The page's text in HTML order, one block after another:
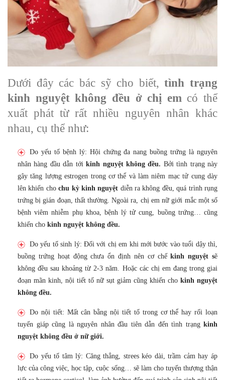
Dưới đây các bác sỹ cho biết,tình trạng
kinh nguyệt không đều ở chị emcó thể
xuất phát từ rất nhiều nguyên nhân khác
nhau, cụ thể như:
Do yếu tố bệnh lý: Hội chứng đa nang buồng trứng là nguyên
nhân hàng đầu dẫn tớikinh nguyệt không đều. Bởi tình trạng này
gây tăng lượng estrogen trong cơ thể và làm niêm mạc tử cung dày
lên khiến chochu kỳ kinh nguyệt diễn ra không đều, quá trình rụng
trứng bị gián đoạn, thất thường. Ngoài ra, chị em nữ giới mắc một số
bệnh viêm nhiễm phụ khoa, bệnh lý tử cung, buồng trứng… cũng
khiến cho kinh nguyệt không đều.
Do yếu tố sinh lý: Đối với chị em khi mới bước vào tuổi dậy thì,
buồng trứng hoạt động chưa ổn định nên cơ chếkinh nguyệt sẽ
không đều sau khoảng từ 2-3 năm. Hoặc các chị em đang trong giai
đoạn mãn kinh, nội tiết tố nữ sụt giảm cũng khiến cho kinh nguyệt
không đều.
Do nội tiết: Mất cân bằng nội tiết tố trong cơ thể hay rối loạn
tuyến giáp cũng là nguyên nhân đầu tiên dẫn đến tình trạng kinh
nguyệt không đều ở nữ giới.
Do yếu tố tâm lý: Căng thẳng, strees kéo dài, trầm cảm hay áp
lực của công việc, học tập, cuộc sống… sẽ làm cho tuyến thượng thận